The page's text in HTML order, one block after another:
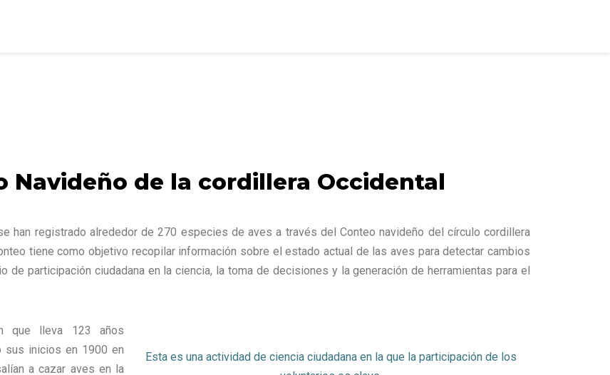
Navideño de la cordillera Occidental
han registrado alrededor de 270 especies de aves a través del Conteo navideño del círculo cordillera
tiene como objetivo recopilar información sobre el estado actual de las aves para detectar cambios
participación ciudadana en la ciencia, la toma de decisiones y la generación de herramientas para el
que lleva 123 años
sus inicios en 1900 en
a cazar aves en la
Esta es una actividad de ciencia ciudadana en la que la participación de los